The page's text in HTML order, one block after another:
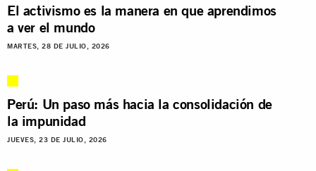
El activismo es la manera en que aprendimos
a ver el mundo
MARTES, 28 DE JULIO, 2026
Perú: Un paso más hacia la consolidación de
la impunidad
JUEVES, 23 DE JULIO, 2026